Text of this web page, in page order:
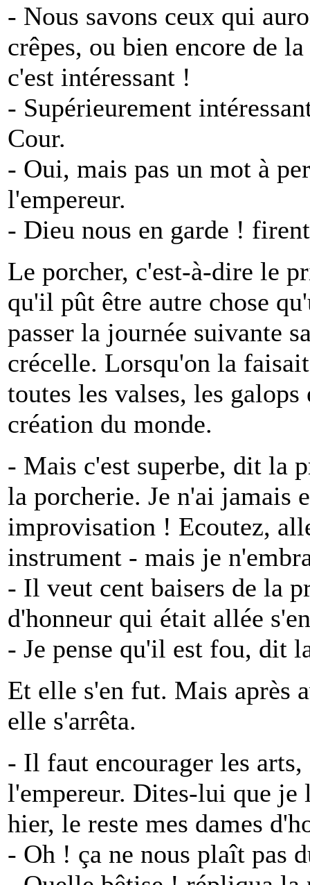
- Nous savons ceux qui
crêpes, ou bien encore de
c'est intéressant !
- Supérieurement
Cour.
- Oui, mais pas un mot à
l'empereur.
- Dieu nous en garde !
Le porcher, c'est-à-dire le
qu'il pût être autre chose
passer la journée suivante
crécelle. Lorsqu'on la
toutes les valses, les
création du monde.
- Mais c'est superbe, dit la
la porcherie. Je n'ai jamais
improvisation ! Ecoutez,
instrument - mais je
- Il veut cent baisers de la
d'honneur qui était allée
- Je pense qu'il est fou, dit
Et elle s'en fut. Mais après
elle s'arrêta.
- Il faut encourager les
l'empereur. Dites-lui que je
hier, le reste mes dames
- Oh ! ça ne nous plaît pas